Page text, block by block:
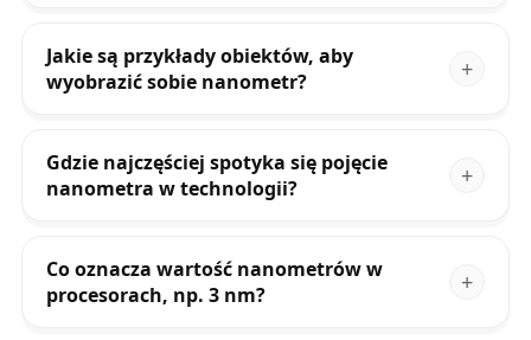
Jakie są przykłady obiektów, aby
wyobrazić sobie nanometr?
Gdzie najczęściej spotyka się pojęcie
nanometra w technologii?
Co oznacza wartość nanometrów w
procesorach, np. 3 nm?